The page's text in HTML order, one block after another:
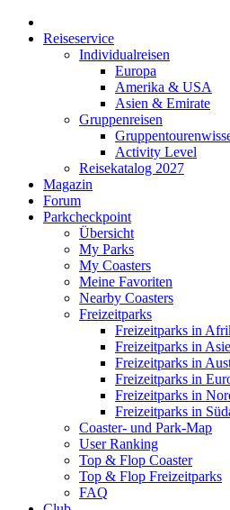
Reiseservice
Individualreisen
Europa
Amerika & USA
Asien & Emirate
Gruppenreisen
Activity Level
Reisekatalog 2027
Magazin
Forum
Parkcheckpoint
Übersicht
My Parks
My Coasters
Meine Favoriten
Nearby Coasters
Freizeitparks
Freizeitparks in
Freizeitparks in
Freizeitparks in
Freizeitparks in
Freizeitparks in
Freizeitparks in
Coaster- und Park-Map
User Ranking
Top & Flop Coaster
Top & Flop Freizeitparks
FAQ